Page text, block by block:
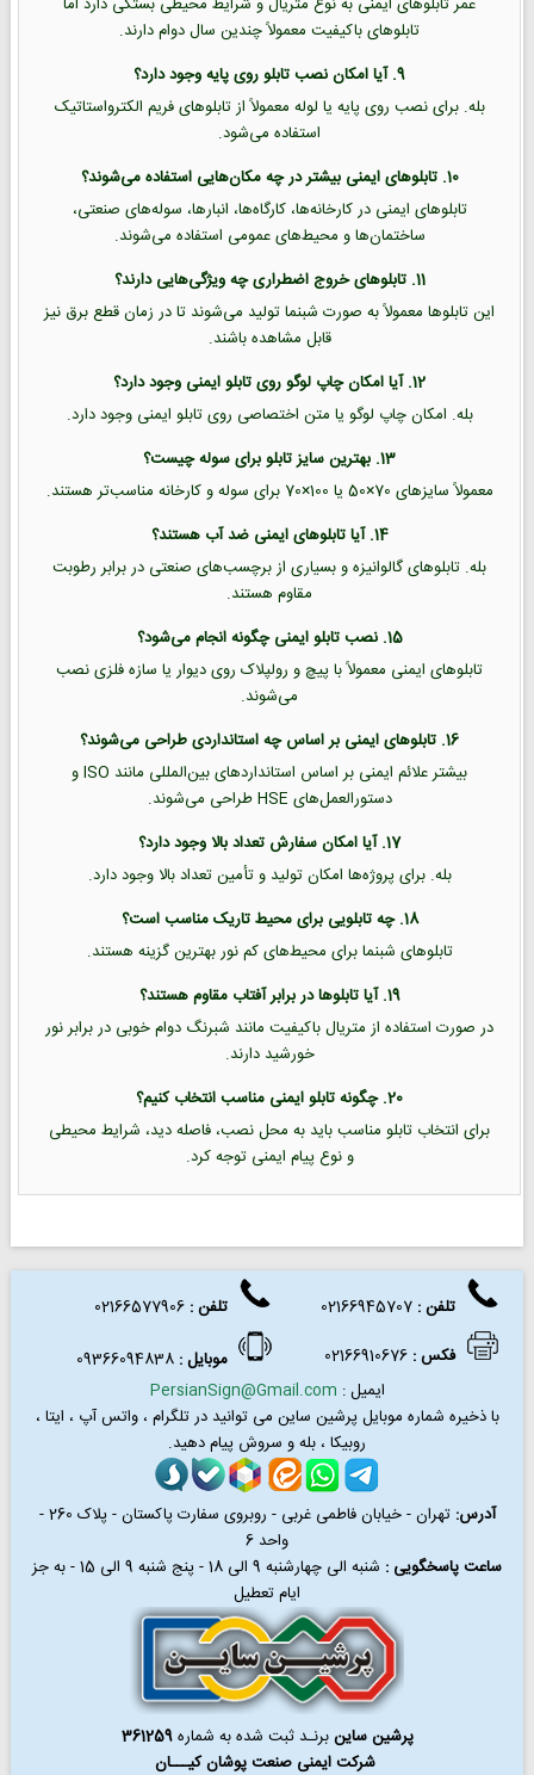
تابلوهای باکیفیت معمولاً چندین سال دوام دارند.
9. آیا امکان نصب تابلو روی پایه وجود دارد؟
بله. برای نصب روی پایه یا لوله معمولاً از تابلوهای فریم الکترواستاتیک
استفاده می‌شود.
10. تابلوهای ایمنی بیشتر در چه مکان‌هایی استفاده می‌شوند؟
تابلوهای ایمنی در کارخانه‌ها، کارگاه‌ها، انبارها، سوله‌های صنعتی،
ساختمان‌ها و محیط‌های عمومی استفاده می‌شوند.
11. تابلوهای خروج اضطراری چه ویژگی‌هایی دارند؟
این تابلوها معمولاً به صورت شبنما تولید می‌شوند تا در زمان قطع برق نیز
قابل مشاهده باشند.
12. آیا امکان چاپ لوگو روی تابلو ایمنی وجود دارد؟
بله. امکان چاپ لوگو یا متن اختصاصی روی تابلو ایمنی وجود دارد.
13. بهترین سایز تابلو برای سوله چیست؟
معمولاً سایزهای 70×50 یا 100×70 برای سوله و کارخانه مناسب‌تر هستند.
14. آیا تابلوهای ایمنی ضد آب هستند؟
بله. تابلوهای گالوانیزه و بسیاری از برچسب‌های صنعتی در برابر رطوبت
مقاوم هستند.
15. نصب تابلو ایمنی چگونه انجام می‌شود؟
تابلوهای ایمنی معمولاً با پیچ و رولپلاک روی دیوار یا سازه فلزی نصب
می‌شوند.
16. تابلوهای ایمنی بر اساس چه استانداردی طراحی می‌شوند؟
بیشتر علائم ایمنی بر اساس استانداردهای بین‌المللی مانند ISO و
دستورالعمل‌های HSE طراحی می‌شوند.
17. آیا امکان سفارش تعداد بالا وجود دارد؟
بله. برای پروژه‌ها امکان تولید و تأمین تعداد بالا وجود دارد.
18. چه تابلویی برای محیط تاریک مناسب است؟
تابلوهای شبنما برای محیط‌های کم نور بهترین گزینه هستند.
19. آیا تابلوها در برابر آفتاب مقاوم هستند؟
در صورت استفاده از متریال باکیفیت مانند شبرنگ دوام خوبی در برابر نور
خورشید دارند.
20. چگونه تابلو ایمنی مناسب انتخاب کنیم؟
برای انتخاب تابلو مناسب باید به محل نصب، فاصله دید، شرایط محیطی
و نوع پیام ایمنی توجه کرد.
تلفن : تلفن:
02166577906
فکس:
02166910676 موبایل :
ایمیل : PersianSign@Gmail.com
با ذخیره شماره موبایل پرشین ساین می توانید درتلگرام ، واتس آپ ، ایتا ،
روبیکا ، بله و سروش پیام دهید.
آدرس:
تهران - خیابان فاطمی غربی - روبروی سفارت پاکستان - پلاک 260 -
واحد 6
ساعت پاسخگویی :
شنبه الی چهارشنبه 9 الی 18 - پنج شنبه 9 الی 15 - به جز
ایام تعطیل
پرشین ساینبرنـد ثبت شده به شماره361259
شرکت ایمنی صنعت پوشان کیـــان